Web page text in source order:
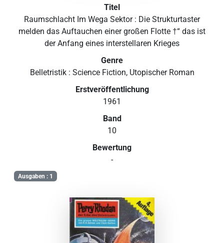
Titel
Raumschlacht Im Wega Sektor : Die Strukturtaster
melden das Auftauchen einer großen Flotte †“ das ist
der Anfang eines interstellaren Krieges
Genre
Belletristik : Science Fiction, Utopischer Roman
Erstveröffentlichung
1961
Band
10
Bewertung
-
Ausgaben : 1